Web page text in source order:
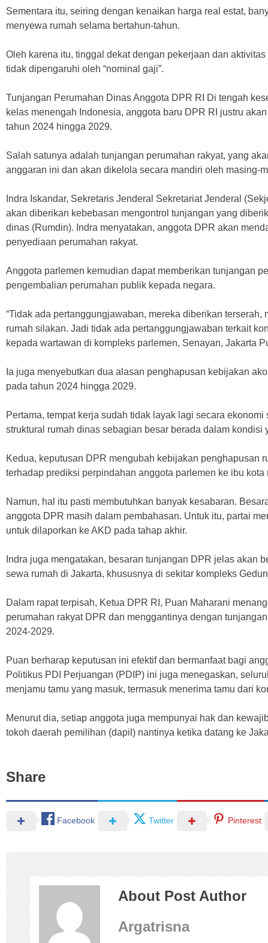
Sementara itu, seiring dengan kenaikan harga real estat,
menyewa rumah selama bertahun-tahun.
Oleh karena itu, tinggal dekat dengan pekerjaan dan
tidak dipengaruhi oleh “nominal gaji”.
Tunjangan Perumahan Dinas Anggota DPR RI Di tengah
kelas menengah Indonesia, anggota baru DPR RI justru
tahun 2024 hingga 2029.
Salah satunya adalah tunjangan perumahan rakyat, yang
anggaran ini dan akan dikelola secara mandiri oleh masing-
Indra Iskandar, Sekretaris Jenderal Sekretariat Jenderal
akan diberikan kebebasan mengontrol tunjangan yang
dinas (Rumdin). Indra menyatakan, anggota DPR akan
penyediaan perumahan rakyat.
Anggota parlemen kemudian dapat memberikan tunjangan
pengembalian perumahan publik kepada negara.
“Tidak ada pertanggungjawaban, mereka diberikan terserah,
rumah silakan. Jadi tidak ada pertanggungjawaban terkait
kepada wartawan di kompleks parlemen, Senayan, Jakarta
Ia juga menyebutkan dua alasan penghapusan kebijakan
pada tahun 2024 hingga 2029.
Pertama, tempat kerja sudah tidak layak lagi secara
struktural rumah dinas sebagian besar berada dalam kondisi
Kedua, keputusan DPR mengubah kebijakan penghapusan
terhadap prediksi perpindahan anggota parlemen ke ibu kota
Namun, hal itu pasti membutuhkan banyak kesabaran.
anggota DPR masih dalam pembahasan. Untuk itu, partai
untuk dilaporkan ke AKD pada tahap akhir.
Indra juga mengatakan, besaran tunjangan DPR jelas akan
sewa rumah di Jakarta, khususnya di sekitar kompleks
Dalam rapat terpisah, Ketua DPR RI, Puan Maharani
perumahan rakyat DPR dan menggantinya dengan
2024-2029.
Puan berharap keputusan ini efektif dan bermanfaat bagi
Politikus PDI Perjuangan (PDIP) ini juga menegaskan,
menjamu tamu yang masuk, termasuk menerima tamu dari
Menurut dia, setiap anggota juga mempunyai hak dan
tokoh daerah pemilihan (dapil) nantinya ketika datang ke
Share
Facebook Twitter Pinterest
About Post Author
Argatrisna